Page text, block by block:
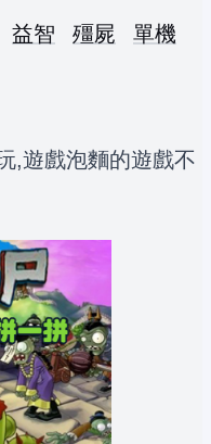
益智 殭屍
單機
,遊戲泡麵的遊戲不